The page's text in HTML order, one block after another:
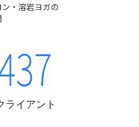
・溶岩ヨガの
ライアント